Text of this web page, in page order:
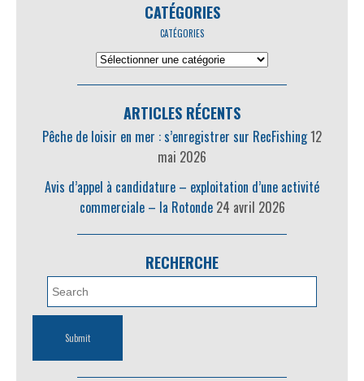
CATÉGORIES
CATÉGORIES
ARTICLES RÉCENTS
Pêche de loisir en mer : s’enregistrer sur RecFishing12
mai 2026
Avis d’appel à candidature – exploitation d’une activité
commerciale – la Rotonde 24 avril 2026
RECHERCHE